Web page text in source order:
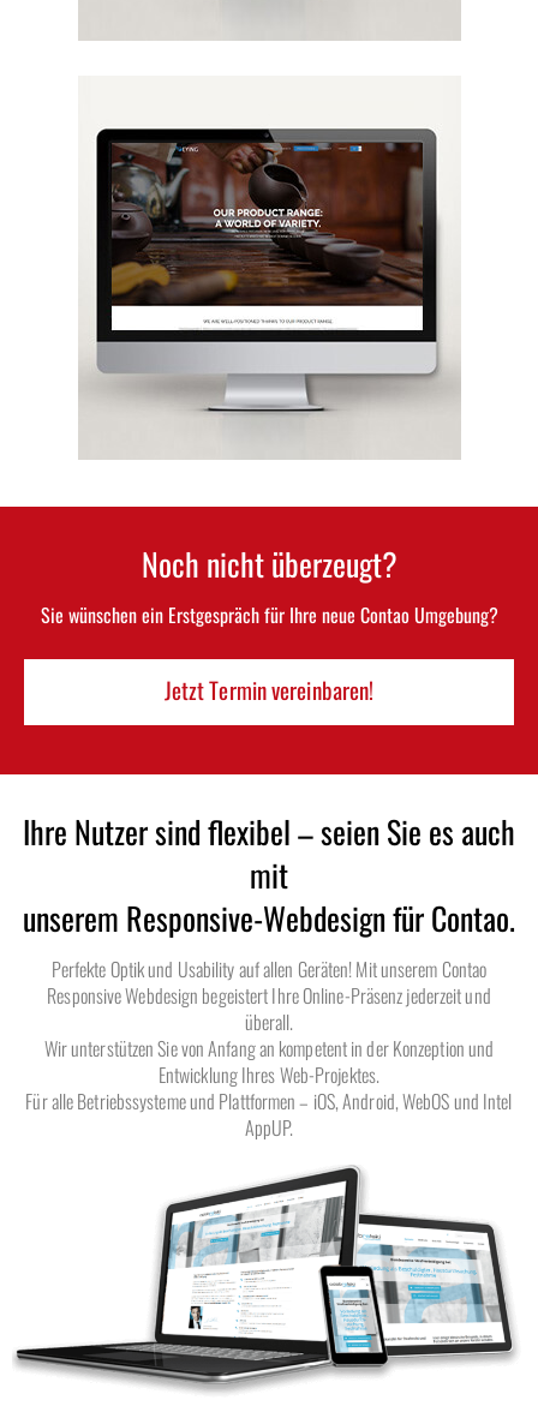
Noch nicht überzeugt?
Sie wünschen ein Erstgespräch für Ihre neue Contao Umgebung?
Jetzt Termin vereinbaren!
Ihre Nutzer sind flexibel – seien Sie es auch
mit
unserem Responsive-Webdesign für Contao.
Perfekte Optik und Usability auf allen Geräten! Mit unserem Contao
Responsive Webdesign begeistert Ihre Online-Präsenz jederzeit und
überall.
Wir unterstützen Sie von Anfang an kompetent in der Konzeption und
Entwicklung Ihres Web-Projektes.
Für alle Betriebssysteme und Plattformen – iOS, Android, WebOS und Intel
AppUP.